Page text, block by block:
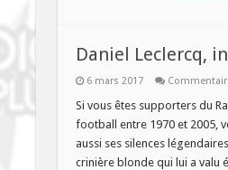
Daniel Leclercq,
6 mars 2017
Si vous êtes supporters du
football entre 1970 et 2005,
aussi ses silences
crinière blonde qui lui a valu